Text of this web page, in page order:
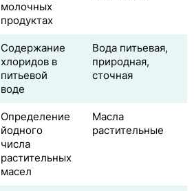
молочных
продуктах
Содержание
хлоридов в
питьевой
воде
Вода питьевая,
природная,
сточная
Определение
йодного
числа
растительных
масел
Масла
растительные